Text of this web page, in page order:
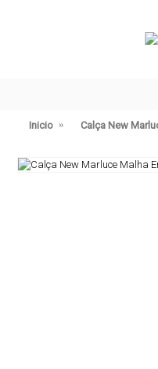
Inicio Calça New